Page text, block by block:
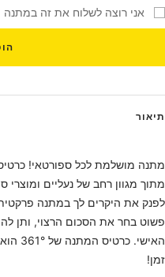
אני רוצה לשלוח את זה במתנה
תיאור
מתוך מגוון רחב של נעליים
לפנק את היקרים לך במתנה
פשוט בחר את הסכום הרצוי, ותן
זמן!